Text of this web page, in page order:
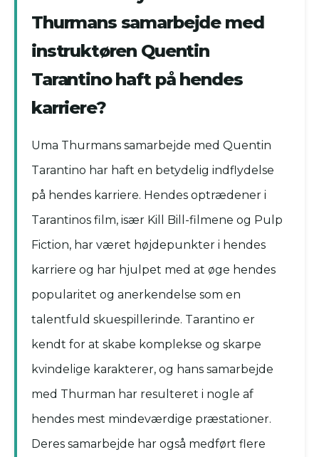
Thurmans samarbejde med
instruktøren Quentin
Tarantino haft på hendes
karriere?
Uma Thurmans samarbejde med Quentin
Tarantino har haft en betydelig indflydelse
på hendes karriere. Hendes optrædener i
Tarantinos film, især Kill Bill-filmene og Pulp
Fiction, har været højdepunkter i hendes
karriere og har hjulpet med at øge hendes
popularitet og anerkendelse som en
talentfuld skuespillerinde. Tarantino er
kendt for at skabe komplekse og skarpe
kvindelige karakterer, og hans samarbejde
med Thurman har resulteret i nogle af
hendes mest mindeværdige præstationer.
Deres samarbejde har også medført flere